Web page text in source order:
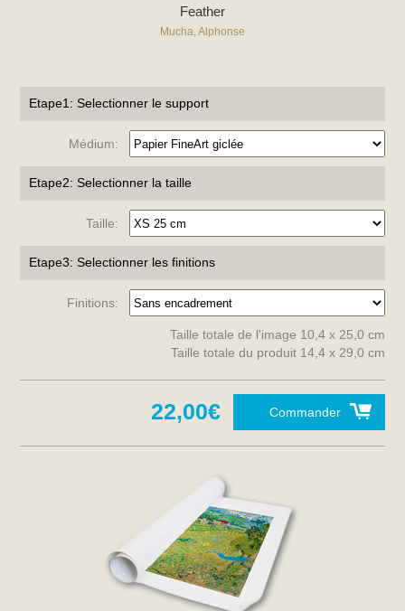
Feather
Mucha, Alphonse
Etape1: Selectionner le support
Médium:
Etape2: Selectionner la taille
Taille:
Etape3: Selectionner les finitions
Finitions:
Taille totale de l'image 10,4 x 25,0 cm
Taille totale du produit 14,4 x 29,0 cm
Commander
22,00€